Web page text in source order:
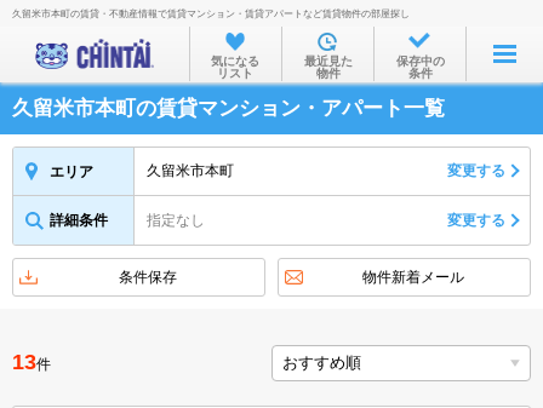
お部屋を探す
沿線・駅から
住所から
物件特集から
不動産会社から
TOP
久留米市本町の賃貸・不動産情報で賃貸マンション・賃貸アパートなど賃貸物件の部屋探し
気になる
リスト
最近見た
物件
保存中の
条件
久留米市本町の賃貸マンション・アパート一覧
エリア 久留米市本町 変更する
詳細条件 指定なし 変更する
条件保存 物件新着メール
13件